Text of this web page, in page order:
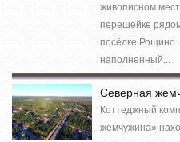
живописном
перешейке
посёлке Рощино.
наполненный...
Северная
Коттеджный
жемчужина»